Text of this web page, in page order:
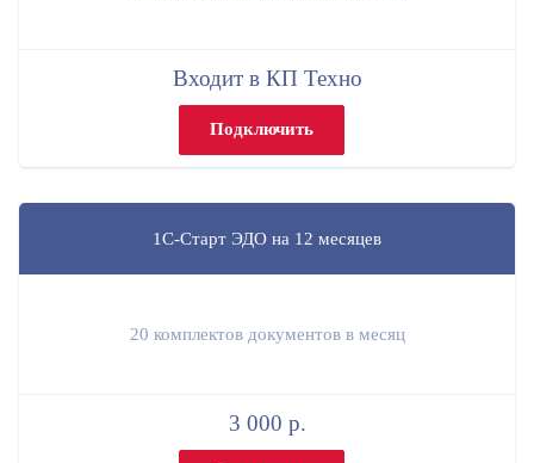
Входит в КП Техно
Подключить
1С-Старт ЭДО на 12 месяцев
20 комплектов документов в месяц
3 000 р.